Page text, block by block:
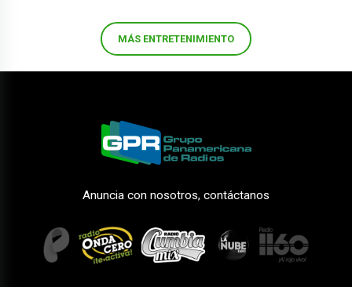
MÁS ENTRETENIMIENTO
Anuncia con nosotros, contáctanos